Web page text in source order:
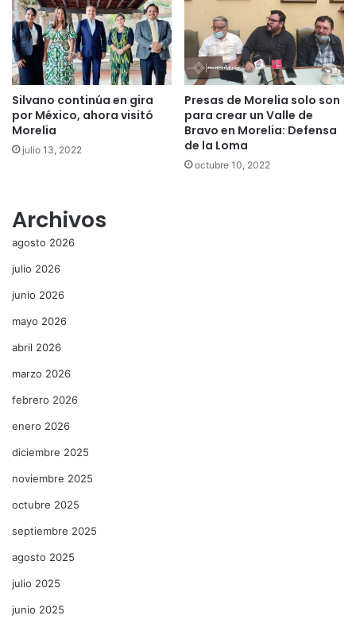
Silvano continúa en gira
por México, ahora visitó
Morelia
julio 13, 2022
Presas de Morelia solo son
para crear un Valle de
Bravo en Morelia: Defensa
de la Loma
octubre 10, 2022
Archivos
agosto 2026
julio 2026
junio 2026
mayo 2026
abril 2026
marzo 2026
febrero 2026
enero 2026
diciembre 2025
noviembre 2025
octubre 2025
septiembre 2025
agosto 2025
julio 2025
junio 2025